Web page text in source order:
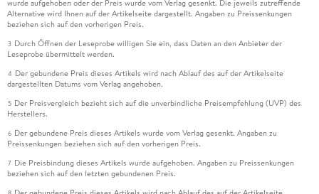
wurde aufgehoben oder der Preis wurde vom Verlag gesenkt. Die jeweils zutreffende
Alternative wird Ihnen auf der Artikelseite dargestellt. Angaben zu Preissenkungen
beziehen sich auf den vorherigen Preis.
3 Durch Öffnen der Leseprobe willigen Sie ein, dass Daten an den Anbieter der
Leseprobe übermittelt werden.
4 Der gebundene Preis dieses Artikels wird nach Ablauf des auf der Artikelseite
dargestellten Datums vom Verlag angehoben.
5 Der Preisvergleich bezieht sich auf die unverbindliche Preisempfehlung (UVP) des
Herstellers.
6 Der gebundene Preis dieses Artikels wurde vom Verlag gesenkt. Angaben zu
Preissenkungen beziehen sich auf den vorherigen Preis.
7 Die Preisbindung dieses Artikels wurde aufgehoben. Angaben zu Preissenkungen
beziehen sich auf den letzten gebundenen Preis.